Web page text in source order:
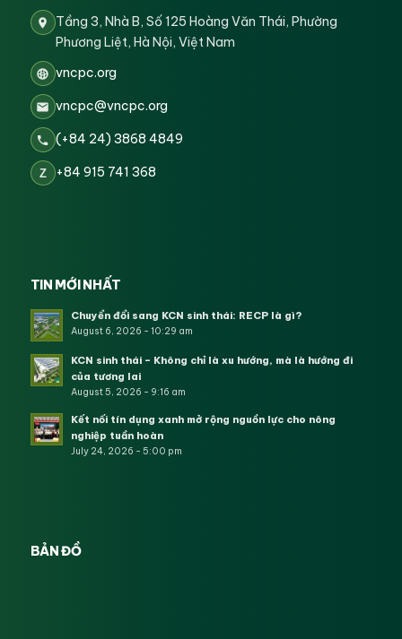
Tầng 3, Nhà B, Số 125 Hoàng Văn Thái, Phường
Phương Liệt, Hà Nội, Việt Nam
vncpc.org
vncpc@vncpc.org
(+84 24) 3868 4849
Z +84 915 741 368
TIN MỚI NHẤT
Chuyển đổi sang KCN sinh thái: RECP là gì?
August 6, 2026 - 10:29 am
KCN sinh thái – Không chỉ là xu hướng, mà là hướng đi
của tương lai
August 5, 2026 - 9:16 am
Kết nối tín dụng xanh mở rộng nguồn lực cho nông
nghiệp tuần hoàn
July 24, 2026 - 5:00 pm
BẢN ĐỒ